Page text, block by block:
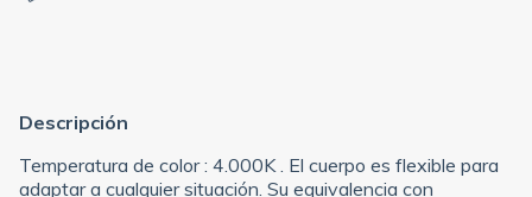
Descripción
Temperatura de color : 4.000K . El cuerpo es flexible para
adaptar a cualquier situación. Su equivalencia con